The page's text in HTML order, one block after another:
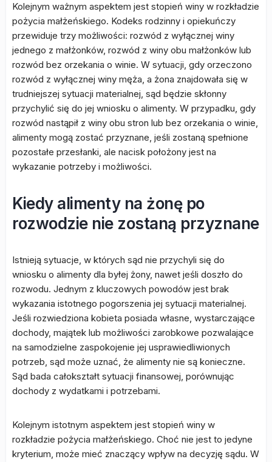
Kolejnym ważnym aspektem jest stopień winy w rozkładzie
pożycia małżeńskiego. Kodeks rodzinny i opiekuńczy
przewiduje trzy możliwości: rozwód z wyłącznej winy
jednego z małżonków, rozwód z winy obu małżonków lub
rozwód bez orzekania o winie. W sytuacji, gdy orzeczono
rozwód z wyłącznej winy męża, a żona znajdowała się w
trudniejszej sytuacji materialnej, sąd będzie skłonny
przychylić się do jej wniosku o alimenty. W przypadku, gdy
rozwód nastąpił z winy obu stron lub bez orzekania o winie,
alimenty mogą zostać przyznane, jeśli zostaną spełnione
pozostałe przesłanki, ale nacisk położony jest na
wykazanie potrzeby i możliwości.
Kiedy alimenty na żonę po
rozwodzie nie zostaną przyznane
Istnieją sytuacje, w których sąd nie przychyli się do
wniosku o alimenty dla byłej żony, nawet jeśli doszło do
rozwodu. Jednym z kluczowych powodów jest brak
wykazania istotnego pogorszenia jej sytuacji materialnej.
Jeśli rozwiedziona kobieta posiada własne, wystarczające
dochody, majątek lub możliwości zarobkowe pozwalające
na samodzielne zaspokojenie jej usprawiedliwionych
potrzeb, sąd może uznać, że alimenty nie są konieczne.
Sąd bada całokształt sytuacji finansowej, porównując
dochody z wydatkami i potrzebami.
Kolejnym istotnym aspektem jest stopień winy w
rozkładzie pożycia małżeńskiego. Choć nie jest to jedyne
kryterium, może mieć znaczący wpływ na decyzję sądu. W